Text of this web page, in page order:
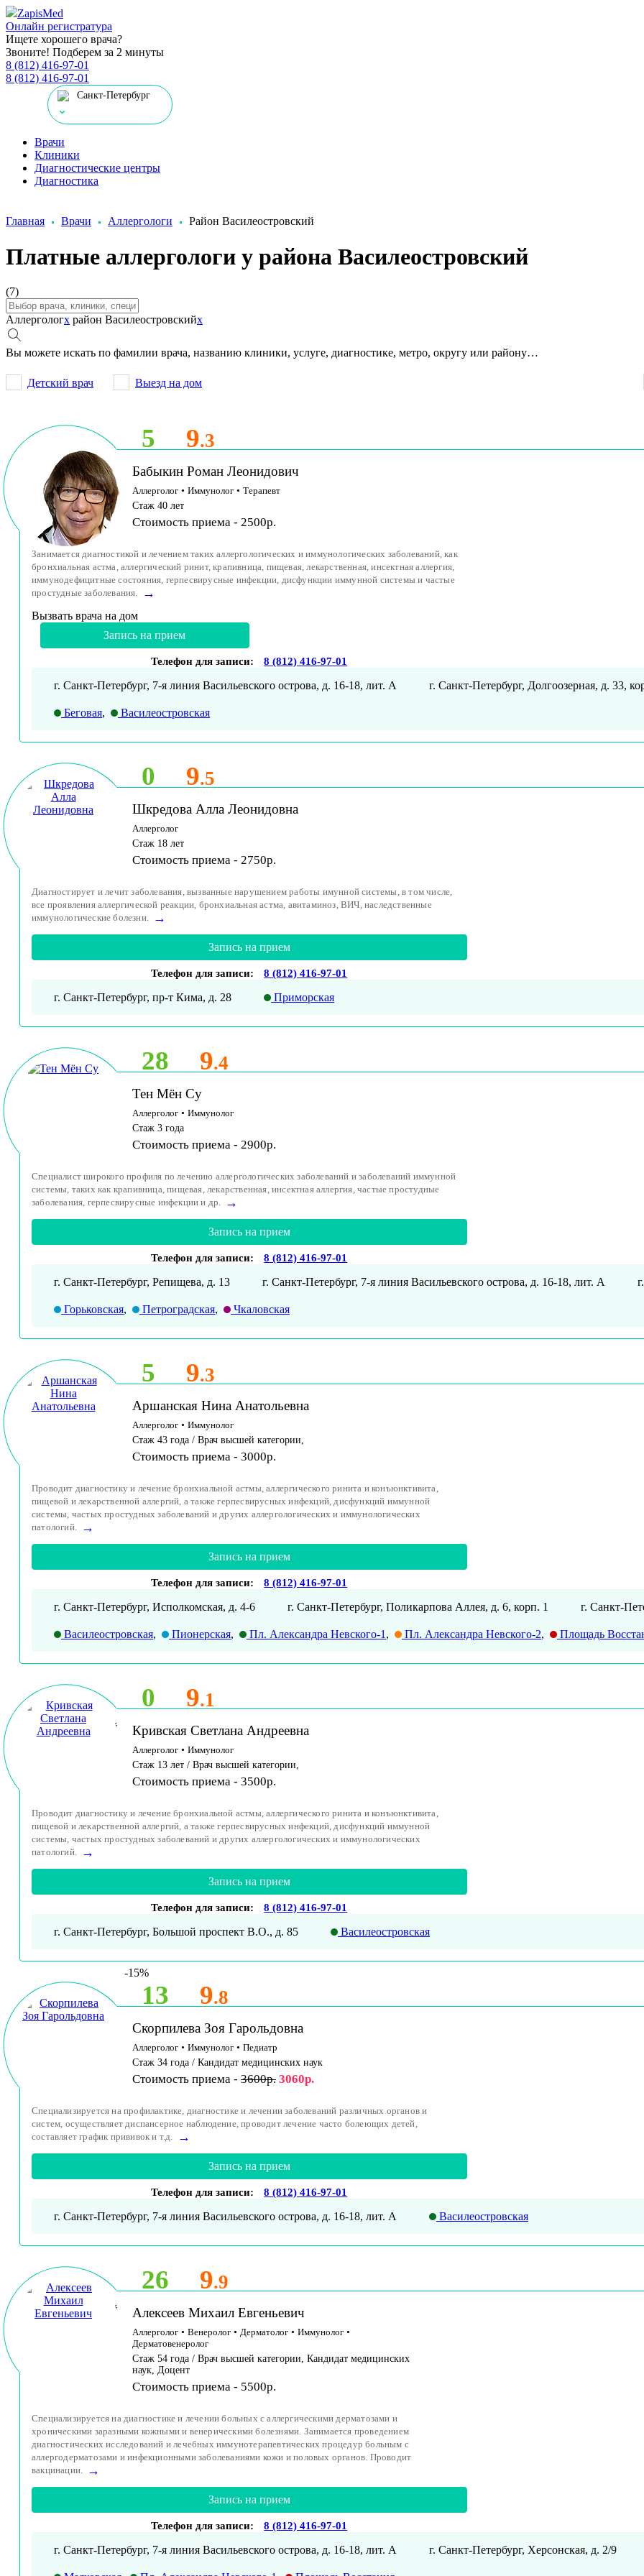
ZapisMed
Онлайн регистратура
Ищете хорошего врача?
Звоните! Подберем за 2 минуты
8 (812) 416-97-01
8 (812) 416-97-01
Санкт-Петербург
Врачи
Клиники
Диагностические центры
Диагностика
Главная Врачи Аллергологи Район Василеостровский
Платные аллергологи у района Василеостровский
(7)
Аллергологx район Василеостровскийx
Вы можете искать по фамилии врача, названию клиники, услуге, диагностике, метро, округу или району…
Детский врач Выезд на дом
5 9.3
Бабыкин Роман Леонидович
Аллерголог • Иммунолог • Терапевт
Стаж 40 лет
Стоимость приема - 2500р.
Занимается диагностикой и лечением таких аллергологических и иммунологических заболеваний, как
бронхиальная астма, аллергический ринит, крапивница, пищевая, лекарственная, инсектная аллергия,
иммунодефицитные состояния, герпесвирусные инфекции, дисфункции иммунной системы и частые
простудные заболевания.
→
Вызвать врача на дом
Запись на прием
Телефон для записи: 8 (812) 416-97-01
г. Санкт-Петербург, 7-я линия Васильевского острова, д. 16-18, лит. А г. Санкт-Петербург, Долгоозерная, д. 33,
Беговая, Василеостровская
0 9.5
Шкредова Алла Леонидовна
Аллерголог
Стаж 18 лет
Стоимость приема - 2750р.
Диагностирует и лечит заболевания, вызванные нарушением работы имунной системы, в том числе,
все проявления аллергической реакции, бронхиальная астма, авитаминоз, ВИЧ, наследственные
иммунологические болезни. →
Запись на прием
Телефон для записи: 8 (812) 416-97-01
г. Санкт-Петербург, пр-т Кима, д. 28 Приморская
28 9.4
Тен Мён Су
Аллерголог • Иммунолог
Стаж 3 года
Стоимость приема - 2900р.
Специалист широкого профиля по лечению аллергологических заболеваний и заболеваний иммунной
системы, таких как крапивница, пищевая, лекарственная, инсектная аллергия, частые простудные
заболевания, герпесвирусные инфекции и др. →
Запись на прием
Телефон для записи: 8 (812) 416-97-01
г. Санкт-Петербург, Репищева, д. 13 г. Санкт-Петербург, 7-я линия Васильевского острова, д. 16-18, лит. А
Горьковская, Петроградская, Чкаловская
5 9.3
Аршанская Нина Анатольевна
Аллерголог • Иммунолог
Стаж 43 года / Врач высшей категории,
Стоимость приема - 3000р.
Проводит диагностику и лечение бронхиальной астмы, аллергического ринита и конъюнктивита,
пищевой и лекарственной аллергий, а также герпесвирусных инфекций, дисфункций иммунной
системы, частых простудных заболеваний и других аллергологических и иммунологических
патологий. →
Запись на прием
Телефон для записи: 8 (812) 416-97-01
г. Санкт-Петербург, Исполкомская, д. 4-6 г. Санкт-Петербург, Поликарпова Аллея, д. 6, корп. 1 г. Санкт-
Василеостровская, Пионерская, Пл. Александра Невского-1 , Пл. Александра Невского-2, Площадь
0 9.1
Принимает детей
и взрослых
Кривская Светлана Андреевна
Аллерголог • Иммунолог
Стаж 13 лет / Врач высшей категории,
Стоимость приема - 3500р.
Проводит диагностику и лечение бронхиальной астмы, аллергического ринита и конъюнктивита,
пищевой и лекарственной аллергий, а также герпесвирусных инфекций, дисфункций иммунной
системы, частых простудных заболеваний и других аллергологических и иммунологических
патологий. →
Запись на прием
Телефон для записи: 8 (812) 416-97-01
г. Санкт-Петербург, Большой проспект В.О., д. 85 Василеостровская
-15%
13 9.8
Скорпилева Зоя Гарольдовна
Аллерголог • Иммунолог • Педиатр
Стаж 34 года / Кандидат медицинских наук
Стоимость приема - 3600р. 3060р.
Специализируется на профилактике, диагностике и лечении заболеваний различных органов и
систем, осуществляет диспансерное наблюдение, проводит лечение часто болеющих детей,
составляет график прививок и т.д.
→
Запись на прием
Телефон для записи: 8 (812) 416-97-01
г. Санкт-Петербург, 7-я линия Васильевского острова, д. 16-18, лит. А Василеостровская
26 9.9
Принимает детей
и взрослых
Алексеев Михаил Евгеньевич
Аллерголог • Венеролог • Дерматолог • Иммунолог •
Дерматовенеролог
Стаж 54 года / Врач высшей категории, Кандидат медицинских
наук, Доцент
Стоимость приема - 5500р.
Специализируется на диагностике и лечении больных с аллергическими дерматозами и
хроническими заразными кожными и венерическими болезнями. Занимается проведением
диагностических исследований и лечебных иммунотерапевтических процедур больным с
аллергодерматозами и инфекционными заболеваниями кожи и половых органов. Проводит
вакцинации. →
Запись на прием
Телефон для записи: 8 (812) 416-97-01
г. Санкт-Петербург, 7-я линия Васильевского острова, д. 16-18, лит. А г. Санкт-Петербург, Херсонская, д. 2/9